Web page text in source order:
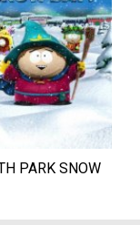
PARK SNOW